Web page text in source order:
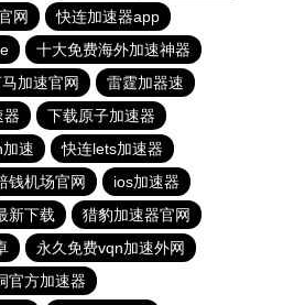
网
快连加速器app
十大免费海外加速神器
加速官网
雷霆加器速
器
下载原子加速器
速
快连lets加速器
钱机场官网
ios加速器
新下载
猎豹加速器官网
永久免费vqn加速外网
官方加速器